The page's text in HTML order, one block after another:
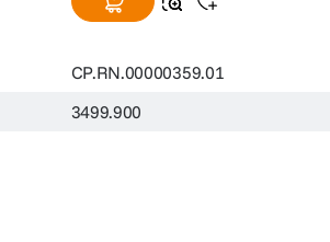
CP.RN.00000359.01
3499.900